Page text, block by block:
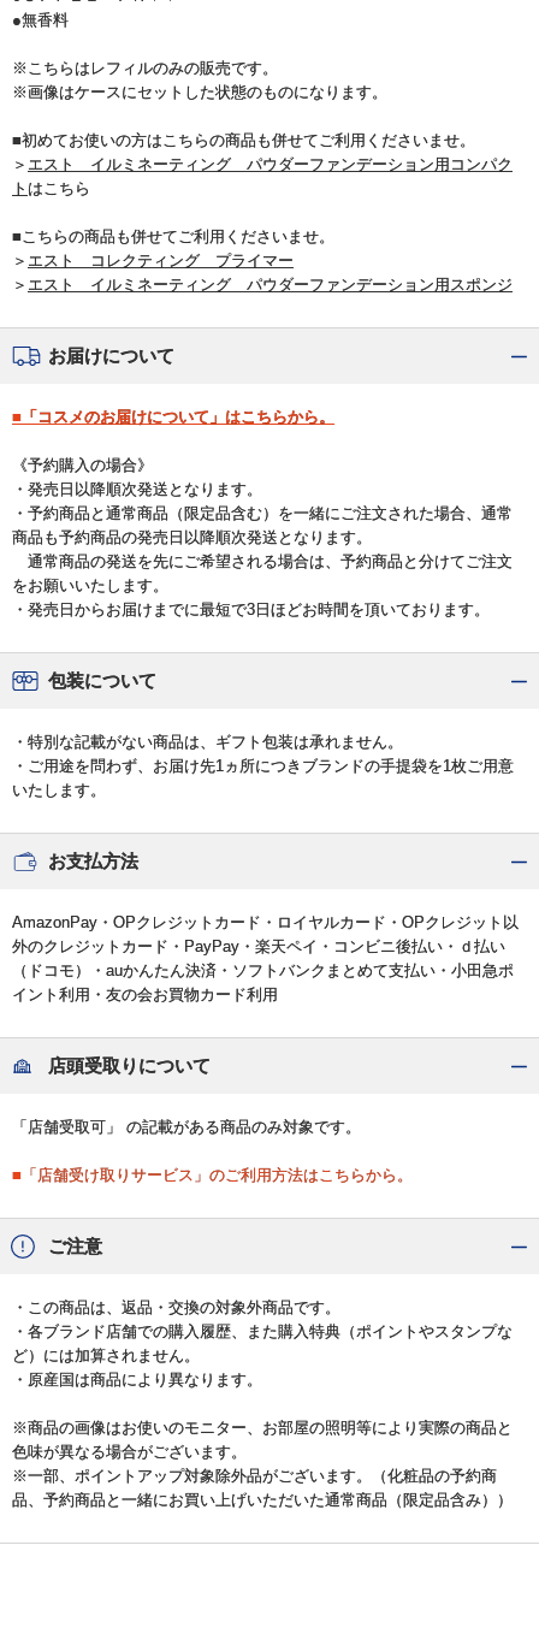
●無香料
※こちらはレフィルのみの販売です。
※画像はケースにセットした状態のものになります。
■初めてお使いの方はこちらの商品も併せてご利用くださいませ。
＞ エスト イルミネーティング パウダーファンデーション用コンパク
ト はこちら
■こちらの商品も併せてご利用くださいませ。
＞ エスト コレクティング プライマー
＞ エスト イルミネーティング パウダーファンデーション用スポンジ
お届けについて
■「コスメのお届けについて」はこちらから。
《予約購入の場合》
・発売日以降順次発送となります。
・予約商品と通常商品（限定品含む）を一緒にご注文された場合、通常
商品も予約商品の発売日以降順次発送となります。
通常商品の発送を先にご希望される場合は、予約商品と分けてご注文
をお願いいたします。
・発売日からお届けまでに最短で3日ほどお時間を頂いております。
包装について
・特別な記載がない商品は、ギフト包装は承れません。
・ご用途を問わず、お届け先1ヵ所につきブランドの手提袋を1枚ご用意
いたします。
お支払方法
AmazonPay・OPクレジットカード・ロイヤルカード・OPクレジット以
外のクレジットカード・PayPay・楽天ペイ・コンビニ後払い・ｄ払い
（ドコモ）・auかんたん決済・ソフトバンクまとめて支払い・小田急ポ
イント利用・友の会お買物カード利用
店頭受取りについて
「店舗受取可」 の記載がある商品のみ対象です。
■「店舗受け取りサービス」のご利用方法はこちらから。
ご注意
・この商品は、返品・交換の対象外商品です。
・各ブランド店舗での購入履歴、また購入特典（ポイントやスタンプな
ど）には加算されません。
・原産国は商品により異なります。
※商品の画像はお使いのモニター、お部屋の照明等により実際の商品と
色味が異なる場合がございます。
※一部、ポイントアップ対象除外品がございます。（化粧品の予約商
品、予約商品と一緒にお買い上げいただいた通常商品（限定品含み））